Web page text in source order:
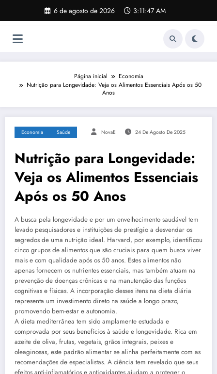
o
6 de agosto de 2026 3:11:48 AM
Página inicial
Economia
Nutrição para Longevidade: Veja os Alimentos Essenciais Após os 50
Anos
Economia Saúde NovaE 24 De Agosto De 2025
Nutrição para Longevidade:
Veja os Alimentos Essenciais
Após os 50 Anos
A busca pela longevidade e por um envelhecimento saudável tem
levado pesquisadores e instituições de prestígio a desvendar os
segredos de uma nutrição ideal. Harvard, por exemplo, identificou
cinco grupos de alimentos que são cruciais para quem busca viver
mais e com qualidade após os 50 anos. Estes alimentos não
apenas fornecem os nutrientes essenciais, mas também atuam na
prevenção de doenças crônicas e na manutenção das funções
cognitivas e físicas. A incorporação desses itens na dieta diária
representa um investimento direto na saúde a longo prazo,
promovendo bem-estar e autonomia.
A dieta mediterrânea tem sido amplamente estudada e
comprovada por seus benefícios à saúde e longevidade. Rica em
azeite de oliva, frutas, vegetais, grãos integrais, peixes e
oleaginosas, este padrão alimentar se alinha perfeitamente com as
recomendações de especialistas. A ciência tem revelado que seus